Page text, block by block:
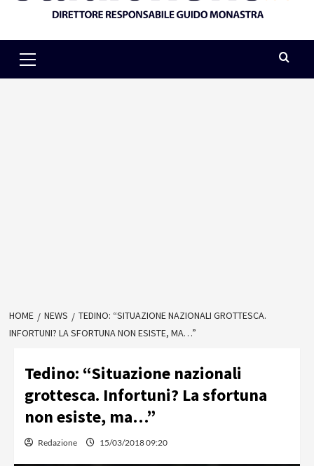
Menu
HOME NEWS
TEDINO: “SITUAZIONE NAZIONALI GROTTESCA.
INFORTUNI? LA SFORTUNA NON ESISTE, MA…”
Tedino: “Situazione nazionali
grottesca. Infortuni? La sfortuna
non esiste, ma…”
Redazione 15/03/2018 09:20